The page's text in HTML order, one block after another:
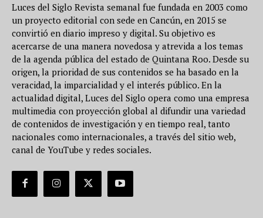
Luces del Siglo Revista semanal fue fundada en 2003 como
un proyecto editorial con sede en Cancún, en 2015 se
convirtió en diario impreso y digital. Su objetivo es
acercarse de una manera novedosa y atrevida a los temas
de la agenda pública del estado de Quintana Roo. Desde su
origen, la prioridad de sus contenidos se ha basado en la
veracidad, la imparcialidad y el interés público. En la
actualidad digital, Luces del Siglo opera como una empresa
multimedia con proyección global al difundir una variedad
de contenidos de investigación y en tiempo real, tanto
nacionales como internacionales, a través del sitio web,
canal de YouTube y redes sociales.